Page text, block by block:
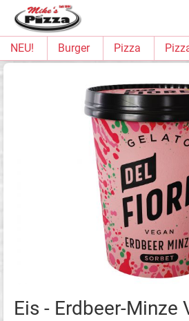
NEU! Burger Pizza
Eis - Erdbeer-Minze